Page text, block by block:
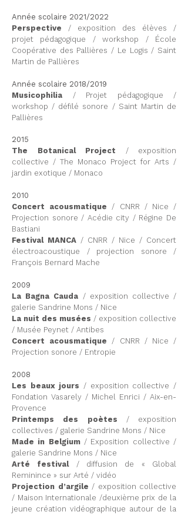
Année scolaire 2021/2022
Perspective / exposition des élèves /
projet pédagogique / workshop / École
Coopérative des Pallières / Le Logis / Saint
Martin de Pallières
Année scolaire 2018/2019
Musicophilia / Projet pédagogique /
workshop / défilé sonore / Saint Martin de
Pallières
2015
The Botanical Project / exposition
collective / The Monaco Project for Arts /
jardin exotique / Monaco
2010
Concert acousmatique / CNRR / Nice /
Projection sonore / Acédie city / Régine De
Bastiani
Festival MANCA / CNRR / Nice / Concert
électroacoustique / projection sonore /
François Bernard Mache
2009
La Bagna Cauda / exposition collective /
galerie Sandrine Mons / Nice
La nuit des musées / exposition collective
/ Musée Peynet / Antibes
Concert acousmatique / CNRR / Nice /
Projection sonore / Entropie
2008
Les beaux jours / exposition collective /
Fondation Vasarely / Michel Enrici / Aix-en-
Provence
Printemps des poètes / exposition
collectives / galerie Sandrine Mons / Nice
Made in Belgium/ Exposition collective /
galerie Sandrine Mons / Nice
Arté festival/ diffusion de « Global
Reminince » sur Arté / vidéo
Projection d’argile / exposition collective
/ Maison Internationale /deuxième prix de la
jeune création vidéographique autour de la